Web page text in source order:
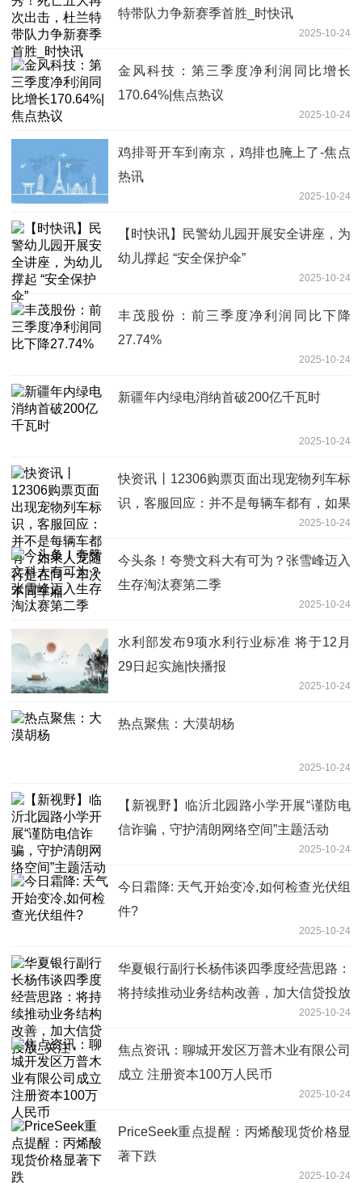
特带队力争新赛季首胜_时快讯
2025-10-24
金风科技：第三季度净利润同比增长
170.64%|焦点热议
2025-10-24
鸡排哥开车到南京，鸡排也腌上了-焦点
热讯
2025-10-24
【时快讯】民警幼儿园开展安全讲座，为
幼儿撑起 “安全保护伞”
2025-10-24
丰茂股份：前三季度净利润同比下降
27.74%
2025-10-24
新疆年内绿电消纳首破200亿千瓦时
2025-10-24
快资讯丨12306购票页面出现宠物列车标
识，客服回应：并不是每辆车都有，如果
2025-10-24
今头条！夸赞文科大有可为？张雪峰迈入
生存淘汰赛第二季
2025-10-24
水利部发布9项水利行业标准 将于12月
29日起实施|快播报
2025-10-24
热点聚焦：大漠胡杨
2025-10-24
【新视野】临沂北园路小学开展“谨防电
信诈骗，守护清朗网络空间”主题活动
2025-10-24
今日霜降: 天气开始变冷,如何检查光伏组
件?
2025-10-24
华夏银行副行长杨伟谈四季度经营思路：
将持续推动业务结构改善，加大信贷投放
2025-10-24
焦点资讯：聊城开发区万普木业有限公司
成立 注册资本100万人民币
2025-10-24
PriceSeek重点提醒：丙烯酸现货价格显
著下跌
2025-10-24